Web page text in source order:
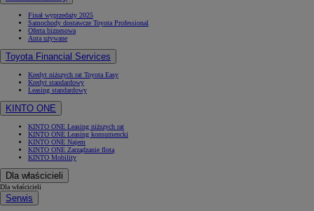
Finał wyprzedaży 2025
Samochody dostawcze Toyota Professional
Oferta biznesowa
Auta używane
Toyota Financial Services
Kredyt niższych rat Toyota Easy
Kredyt standardowy
Leasing standardowy
KINTO ONE
KINTO ONE Leasing niższych rat
KINTO ONE Leasing konsumencki
KINTO ONE Najem
KINTO ONE Zarządzanie flotą
KINTO Mobility
Dla właścicieli
Dla właścicieli
Serwis